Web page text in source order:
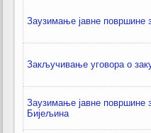
Заузимање јавне површине
Закључивање уговора о
Заузимање јавне површине
Бијељина